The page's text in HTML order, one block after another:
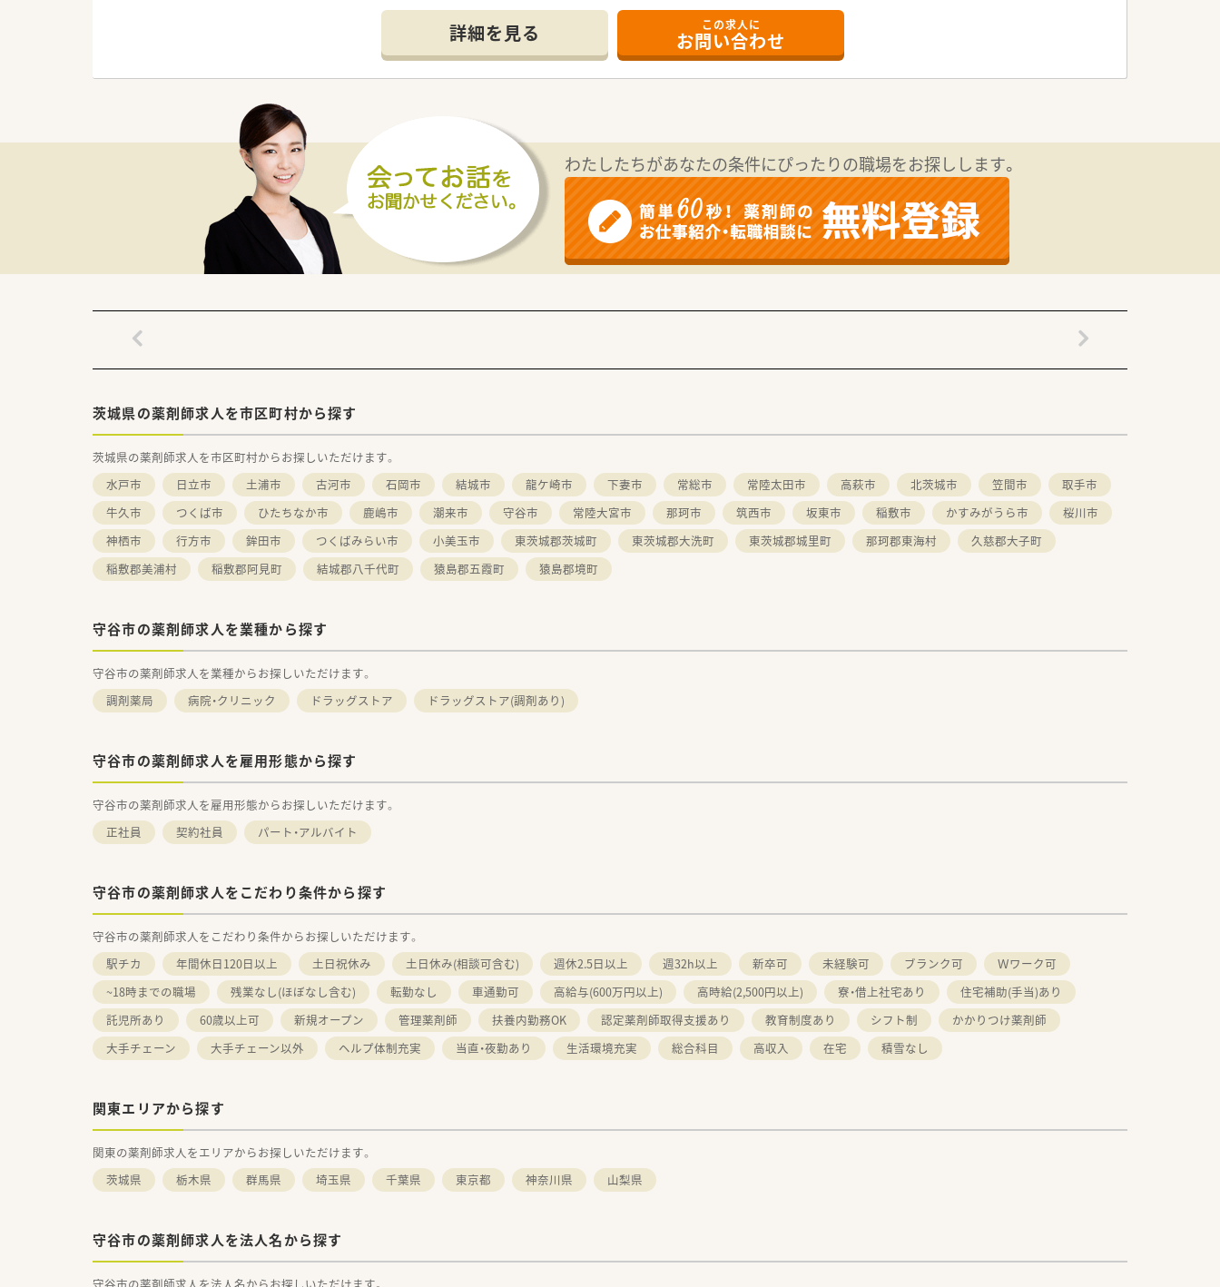
【店舗情報と応需状況について】
■南守谷駅から徒歩7分という好立地にあり、近隣のクリニックから内科や脳外科の処方箋をメインに受け付けております。
■地域の方々の健康を支えるため、処方箋調剤のみならずOTC医薬品や薬局製剤も取りそろえ、幅広いニーズに対応しています。
■現在はパート薬剤師中心の体制となっておりますが、より安定した運営を目指すため、正社員として中心となる方を募ります。
【募集背景と求める人物像について】
■今回の募集は新規開設に伴うものであり、これからの薬局を一緒に創り上げてくださる前向きな正社員の薬剤師の方を求めます。
■現在は短時間勤務者が多い状況であるため、店舗全体の状況を把握し、責任感を持って安定的に勤務できる方を歓迎いたします。
■患者様一人ひとりと丁寧に向き合い、専門知識を活かして地域医療に貢献したいという熱意をお持ちの方を特に募集しています。
【法人特徴について】
■茨城県内に8店舗を展開しており、クリニック門前を中心とした出店戦略により、地域に根ざした医療サービスを提供しています。
■在宅支援課という専門部署を設置しており、薬剤師と社会福祉士が連携して、高度な在宅医療ニーズに応える体制を整えています。
■セルフメディケーションにも注力しており、2020年に立ち上げた専門セクションではOTCや薬局製剤の普及に努めています。
詳細を見る この求人に
お問い合わせ
わたしたちがあなたの条件にぴったりの職場をお探しします。
茨城県の薬剤師求人を市区町村から探す
茨城県の薬剤師求人を市区町村からお探しいただけます。
水戸市
日立市 土浦市 古河市 石岡市 結城市 龍ケ崎市 下妻市 常総市 常陸太田市 高萩市 北茨城市 笠間市
取手市
牛久市
つくば市 ひたちなか市 鹿嶋市 潮来市 守谷市 常陸大宮市 那珂市 筑西市 坂東市 稲敷市 かすみがうら市
桜川市
神栖市
行方市 鉾田市 つくばみらい市 小美玉市 東茨城郡茨城町 東茨城郡大洗町 東茨城郡城里町 那珂郡東海村
久慈郡大子町
稲敷郡美浦村
稲敷郡阿見町 結城郡八千代町 猿島郡五霞町 猿島郡境町
守谷市の薬剤師求人を業種から探す
守谷市の薬剤師求人を業種からお探しいただけます。
調剤薬局
病院・クリニック ドラッグストア ドラッグストア(調剤あり)
守谷市の薬剤師求人を雇用形態から探す
守谷市の薬剤師求人を雇用形態からお探しいただけます。
正社員
契約社員 パート・アルバイト
守谷市の薬剤師求人をこだわり条件から探す
守谷市の薬剤師求人をこだわり条件からお探しいただけます。
駅チカ
年間休日120日以上 土日祝休み 土日休み(相談可含む) 週休2.5日以上 週32h以上 新卒可 未経験可 ブランク可
Ｗワーク可
~18時までの職場
残業なし(ほぼなし含む) 転勤なし 車通勤可 高給与(600万円以上) 高時給(2,500円以上) 寮・借上社宅あり
住宅補助(手当)あり
託児所あり
60歳以上可 新規オープン 管理薬剤師 扶養内勤務OK 認定薬剤師取得支援あり 教育制度あり シフト制
かかりつけ薬剤師
大手チェーン
大手チェーン以外 ヘルプ体制充実 当直・夜勤あり 生活環境充実 総合科目 高収入 在宅 積雪なし
関東エリアから探す
関東の薬剤師求人をエリアからお探しいただけます。
茨城県
栃木県 群馬県 埼玉県 千葉県 東京都 神奈川県 山梨県
守谷市の薬剤師求人を法人名から探す